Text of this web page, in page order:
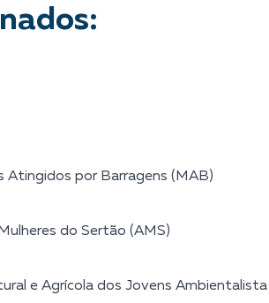
Atingidos por Barragens (MAB)
do Sertão (AMS)
e Agrícola dos Jovens